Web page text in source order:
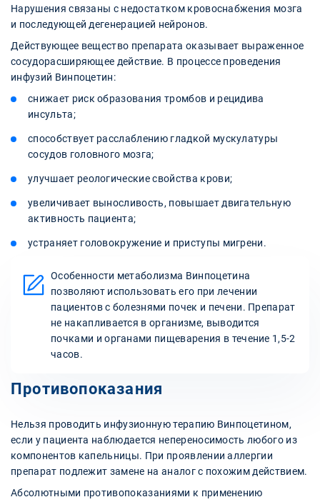
Нарушения связаны с недостатком кровоснабжения мозга
и последующей дегенерацией нейронов.
Действующее вещество препарата оказывает выраженное
сосудорасширяющее действие. В процессе проведения
инфузий Винпоцетин:
снижает риск образования тромбов и рецидива
инсульта;
способствует расслаблению гладкой мускулатуры
сосудов головного мозга;
улучшает реологические свойства крови;
увеличивает выносливость, повышает двигательную
активность пациента;
устраняет головокружение и приступы мигрени.
Особенности метаболизма Винпоцетина
позволяют использовать его при лечении
пациентов с болезнями почек и печени. Препарат
не накапливается в организме, выводится
почками и органами пищеварения в течение 1,5-2
часов.
Противопоказания
Нельзя проводить инфузионную терапию Винпоцетином,
если у пациента наблюдается непереносимость любого из
компонентов капельницы. При проявлении аллергии
препарат подлежит замене на аналог с похожим действием.
Абсолютными противопоказаниями к применению